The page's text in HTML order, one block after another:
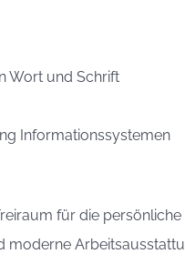
Wort und Schrift
Informationssystemen
für die
moderne